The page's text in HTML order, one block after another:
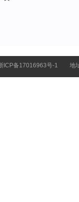
ICP备17016963号-1 地